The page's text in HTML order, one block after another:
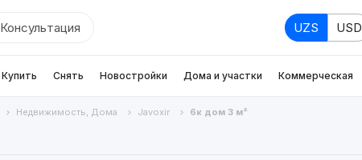
Консультация UZS USD
Купить Снять Новостройки Дома и участки Коммерческая
Недвижимость, Дома Javoxir 6к дом 3 м²